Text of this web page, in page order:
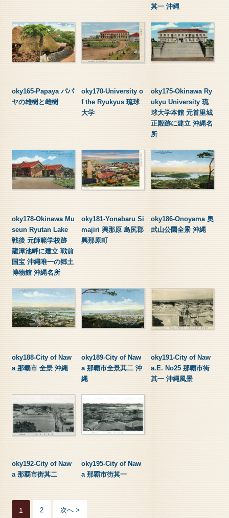
其一 沖縄
oky165-Papaya パパ
ヤの雄樹と雌樹
oky170-University o
f the Ryukyus 琉球
大学
oky175-Okinawa Ry
ukyu University 琉
球大学本館 元首里城
正殿跡に建立 沖縄名
所
oky178-Okinawa Mu
seun Ryutan Lake
戦後 元師範学校跡
龍潭池畔に建立 戦前
国宝 沖縄唯一の郷土
博物館 沖縄名所
oky181-Yonabaru Si
majiri 興那原 島尻郡
興那原町
oky186-Onoyama 奥
武山公園全景 沖縄
oky188-City of Naw
a 那覇市 全景 沖縄
oky189-City of Naw
a 那覇市全景其二 沖
縄
oky191-City of Naw
a.E. No25 那覇市街
其一 沖縄風景
oky192-City of Naw
a 那覇市街其二
oky195-City of Naw
a 那覇市街其一
1 2 次へ >